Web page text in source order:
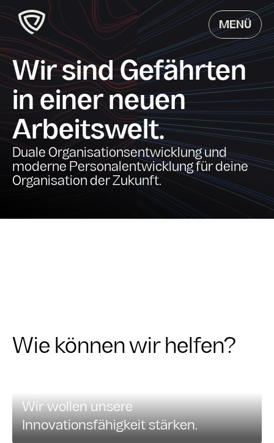
MENÜ
Wir sind Gefährten
in einer neuen
Arbeitswelt.
Duale Organisations­entwicklung und
moderne Personal­entwicklung für deine
Organisation der Zukunft.
Wie können wir helfen?
Wir wollen unsere
Innovationsfähigkeit stärken.